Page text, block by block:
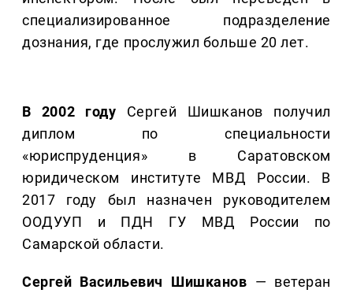
специализированное подразделение
дознания, где прослужил больше 20 лет.
В 2002 году Сергей Шишканов получил
диплом по специальности
«юриспруденция» в Саратовском
юридическом институте МВД России. В
2017 году был назначен руководителем
ООДУУП и ПДН ГУ МВД России по
Самарской области.
Сергей Васильевич Шишканов — ветеран